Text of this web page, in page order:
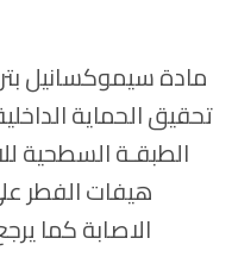
تحقيق الحماية
الطبقـة السطحية
هيفات الفطر
الاصابة كما